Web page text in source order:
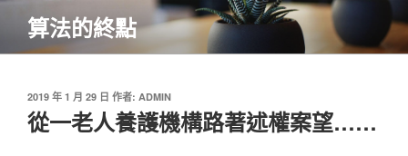
主
算法的終點
發
佈
於
2019 年 1 月 29 日 作者: ADMIN
從一老人養護機構路著述權案望……